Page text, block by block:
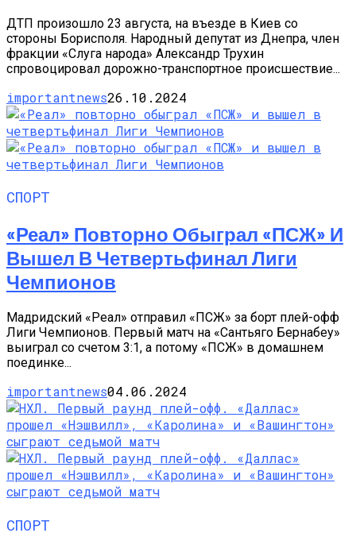
ДТП произошло 23 августа, на въезде в Киев со
стороны Борисполя. Народный депутат из Днепра, член
фракции «Слуга народа» Александр Трухин
спровоцировал дорожно-транспортное происшествие...
importantnews26.10.2024
СПОРТ
«Реал» Повторно Обыграл «ПСЖ» И
Вышел В Четвертьфинал Лиги
Чемпионов
Мадридский «Реал» отправил «ПСЖ» за борт плей-офф
Лиги Чемпионов. Первый матч на «Сантьяго Бернабеу»
выиграл со счетом 3:1, а потому «ПСЖ» в домашнем
поединке...
importantnews04.06.2024
СПОРТ